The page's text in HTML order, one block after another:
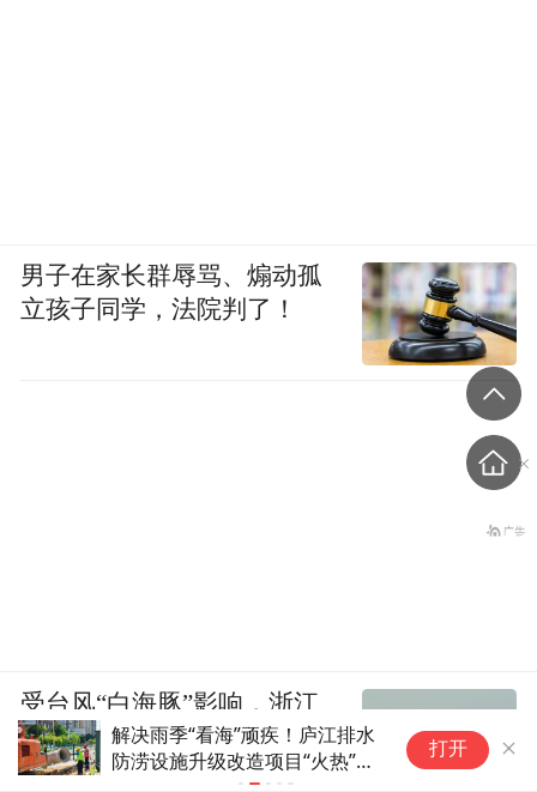
解决雨季“看海”顽疾！庐江排水
防涝设施升级改造项目“火热”推
打开
男子在家长群辱骂、煽动孤
立孩子同学，法院判了！
受台风“白海豚”影响，浙江
台州到温州沿海将出现最大
320厘米的风暴增水